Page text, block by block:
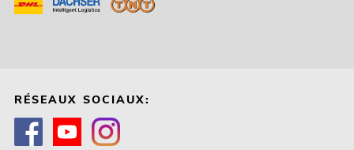
RÉSEAUX SOCIAUX: